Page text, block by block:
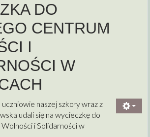
DO
CENTRUM
I
W
naszej szkoły wraz z
udali się na wycieczkę do
i Solidarności w